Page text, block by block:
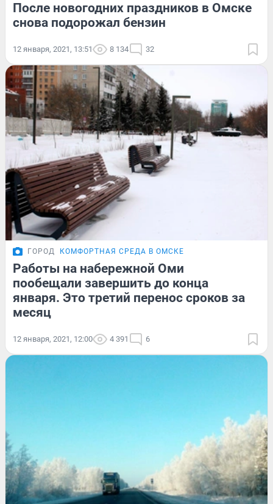
После новогодних праздников в Омске
снова подорожал бензин
12 января, 2021, 13:51 8 134 32
ГОРОД КОМФОРТНАЯ СРЕДА В ОМСКЕ
Работы на набережной Оми
пообещали завершить до конца
января. Это третий перенос сроков за
месяц
12 января, 2021, 12:00 4 391 6